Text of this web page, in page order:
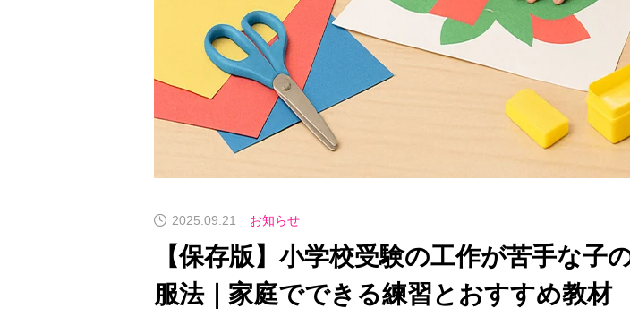
2025.09.21 お知らせ
【保存版】小学校受験の工作が苦手な子
服法｜家庭でできる練習とおすすめ教
の改善法
攻略法「徹底解
ん会